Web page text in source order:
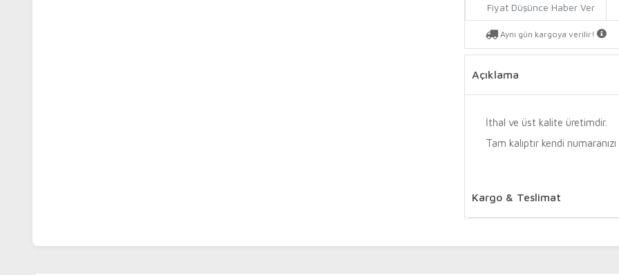
Fiyat Düşünce Haber Ver
Aynı gün kargoya verilir!
Açıklama
İthal ve üst kalite üretimdir.
Tam kalıptır kendi
Kargo & Teslimat
Benimolsun.com sitemiz